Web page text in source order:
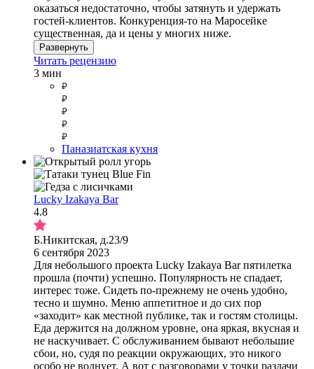
оказаться недостаточно, чтобы затянуть и удержать
гостей-клиентов. Конкуренция-то на Маросейке
существенная, да и цены у многих ниже.
Развернуть
Читать рецензию
3 мин
Паназиатская кухня
Lucky Izakaya Bar
4.8
Б.Никитская, д.23/9
6 сентября 2023
Для небольшого проекта Lucky Izakaya Bar пятилетка
прошла (почти) успешно. Популярность не спадает,
интерес тоже. Сидеть по-прежнему не очень удобно,
тесно и шумно. Меню аппетитное и до сих пор
«заходит» как местной публике, так и гостям столицы.
Еда держится на должном уровне, она яркая, вкусная и
не наскучивает. С обслуживанием бывают небольшие
сбои, но, судя по реакции окружающих, это никого
особо не волнует. А вот с разговорами у точки раздачи